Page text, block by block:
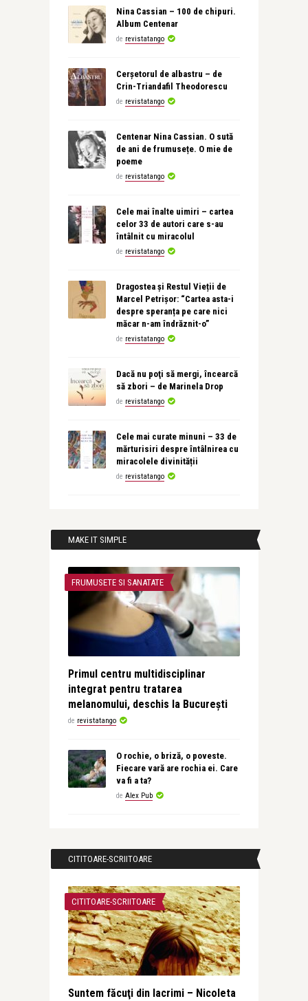
Nina Cassian – 100 de chipuri.
Album Centenar
de revistatango
Cerșetorul de albastru – de
Crin-Triandafil Theodorescu
de revistatango
Centenar Nina Cassian. O sută
de ani de frumusețe. O mie de
poeme
de revistatango
Cele mai înalte uimiri – cartea
celor 33 de autori care s-au
întâlnit cu miracolul
de revistatango
Dragostea și Restul Vieții de
Marcel Petrișor: “Cartea asta-i
despre speranța pe care nici
măcar n-am îndrăznit-o”
de revistatango
Dacă nu poţi să mergi, încearcă
să zbori – de Marinela Drop
de revistatango
Cele mai curate minuni – 33 de
mărturisiri despre întâlnirea cu
miracolele divinității
de revistatango
MAKE IT SIMPLE
FRUMUSETE SI SANATATE
Primul centru multidisciplinar
integrat pentru tratarea
melanomului, deschis la București
de revistatango
O rochie, o briză, o poveste.
Fiecare vară are rochia ei. Care
va fi a ta?
de Alex Pub
CITITOARE-SCRIITOARE
CITITOARE-SCRIITOARE
Suntem făcuţi din lacrimi – Nicoleta